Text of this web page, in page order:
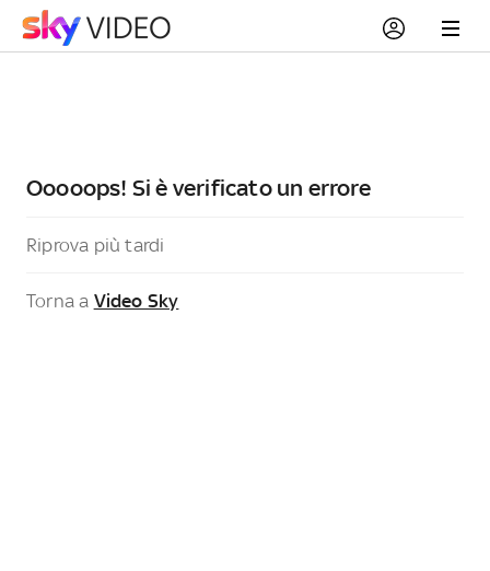
Ooooops! Si è verificato un errore
Riprova più tardi
Torna a Video Sky